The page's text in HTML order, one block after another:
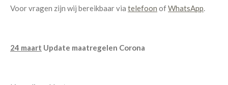
Voor vragen zijn wij bereikbaar via telefoon ofWhatsApp.
24 maart Update maatregelen Corona